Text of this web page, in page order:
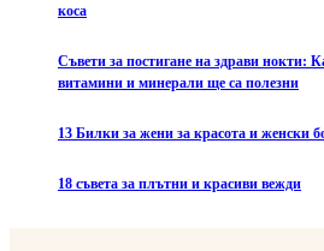
коса
Съвети за постигане на здрави нокти:
витамини и минерали ще са полезни
13 Билки за жени за красота и женски
18 съвета за плътни и красиви вежди